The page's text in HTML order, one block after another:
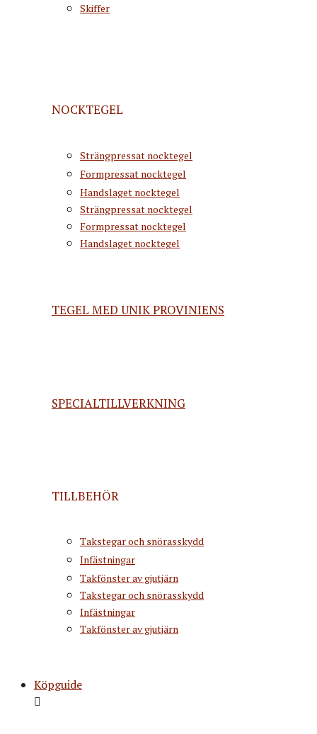
Skiffer
NOCKTEGEL
Strängpressat nocktegel
Formpressat nocktegel
Handslaget nocktegel
Strängpressat nocktegel
Formpressat nocktegel
Handslaget nocktegel
TEGEL MED UNIK PROVINIENS
SPECIALTILLVERKNING
TILLBEHÖR
Takstegar och snörasskydd
Infästningar
Takfönster av gjutjärn
Takstegar och snörasskydd
Infästningar
Takfönster av gjutjärn
Köpguide